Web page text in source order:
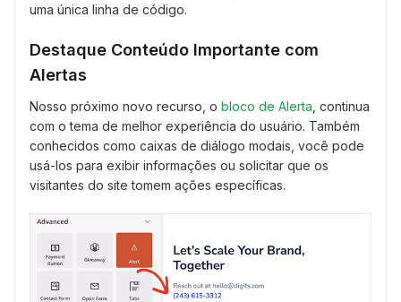
uma única linha de código.
Destaque Conteúdo Importante com
Alertas
Nosso próximo novo recurso, o bloco de Alerta , continua
com o tema de melhor experiência do usuário. Também
conhecidos como caixas de diálogo modais, você pode
usá-los para exibir informações ou solicitar que os
visitantes do site tomem ações específicas.